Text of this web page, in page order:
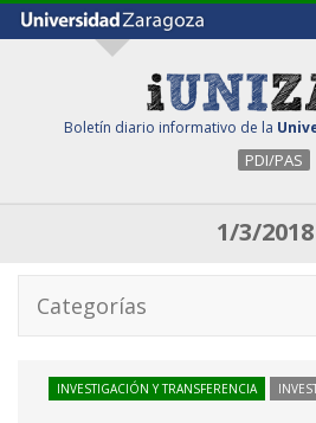
Boletín diario informativo de la
PDI/PAS
1/3/2018
Categorías
INVESTIGACIÓN Y TRANSFERENCIA